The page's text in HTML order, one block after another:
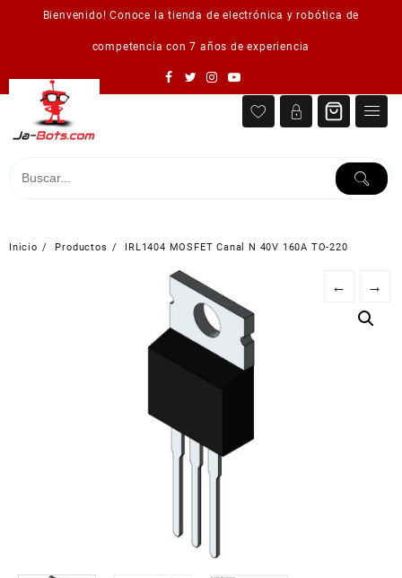
Bienvenido! Conoce la tienda de electrónica y robótica de
competencia con 7 años de experiencia
Inicio Productos IRL1404 MOSFET Canal N 40V 160A TO-220
← →